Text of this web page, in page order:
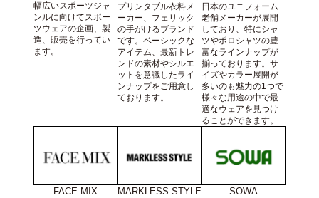
幅広いスポーツジャ
ンルに向けてスポー
ツウェアの企画、製
造、販売を行ってい
ます。
プリンタブル衣料メ
ーカー、フェリック
の手がけるブランド
です。ベーシックな
アイテム、最新トレ
ンドの素材やシルエ
ットを意識したライ
ンナップをご用意し
ております。
日本のユニフォーム
老舗メーカーが展開
しており、特にシャ
ツやポロシャツの豊
富なラインナップが
揃っております。サ
イズやカラー展開が
多いのも魅力の1つで
様々な用途の中で最
適なウェアを見つけ
ることができます。
FACE MIX
MARKLESS STYLE
SOWA